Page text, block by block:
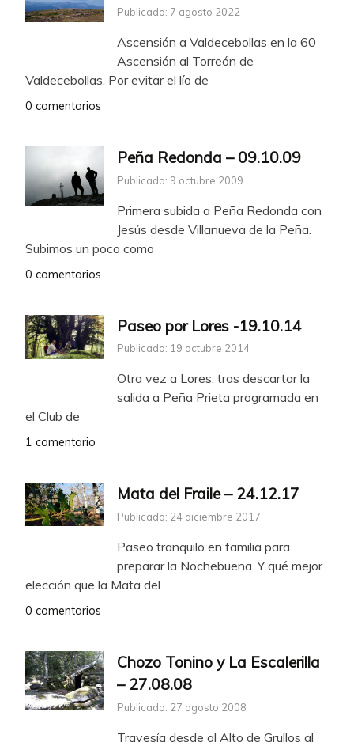
Publicado: 7 agosto 2022
Ascensión a Valdecebollas en la 60
Ascensión al Torreón de
Valdecebollas. Por evitar el lío de
0 comentarios
Peña Redonda – 09.10.09
Publicado: 9 octubre 2009
Primera subida a Peña Redonda con
Jesús desde Villanueva de la Peña.
Subimos un poco como
0 comentarios
Paseo por Lores -19.10.14
Publicado: 19 octubre 2014
Otra vez a Lores, tras descartar la
salida a Peña Prieta programada en
el Club de
1 comentario
Mata del Fraile – 24.12.17
Publicado: 24 diciembre 2017
Paseo tranquilo en familia para
preparar la Nochebuena. Y qué mejor
elección que la Mata del
0 comentarios
Chozo Tonino y La Escalerilla
– 27.08.08
Publicado: 27 agosto 2008
Travesía desde al Alto de Grullos al